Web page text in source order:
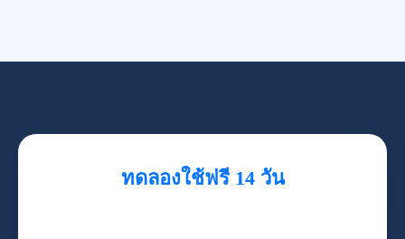
ทดลองใช้ฟรี 14 วัน